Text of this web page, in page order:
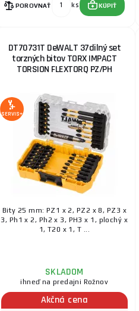
30 ks 25 mm bitov: Phillips: PH1,
Plocha: SL3, SL4, SL5, SL6 Torx: T10,
POROVNAŤ ks KÚPIŤ
DT70731T DeWALT 37dilný set
torzných bitov TORX IMPACT
TORSION FLEXTORQ PZ/PH
SERVIS+
Bity 25 mm: PZ1 x 2, PZ2 x 8, PZ3 x
3, Ph1 x 2, Ph2 x 3, PH3 x 1, plochý x
1, T20 x 1, T ...
SKLADOM
ihneď na predajni Rožnov
Akčná cena